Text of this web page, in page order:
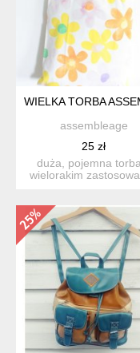
WIELKA TORBA
assembleage
25 zł
duża, pojemna
wielorakim